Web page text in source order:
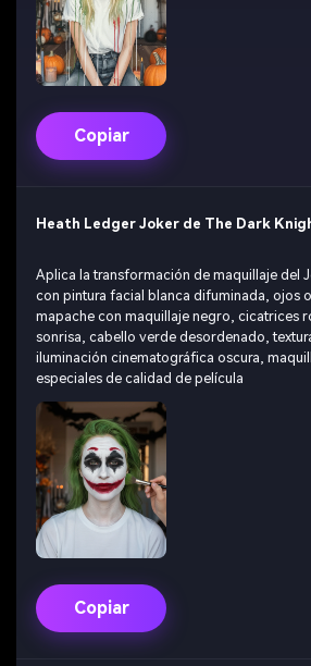
Copiar
Heath Ledger Joker de The Dark
Aplica la transformación de maquillaje del
con pintura facial blanca difuminada, ojos
mapache con maquillaje negro, cicatrices
sonrisa, cabello verde desordenado,
iluminación cinematográfica oscura,
especiales de calidad de película
Copiar